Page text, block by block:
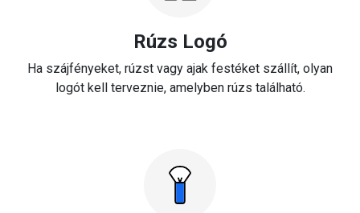
Rúzs Logó
Ha szájfényeket, rúzst vagy ajak festéket szállít, olyan
logót kell terveznie, amelyben rúzs található.